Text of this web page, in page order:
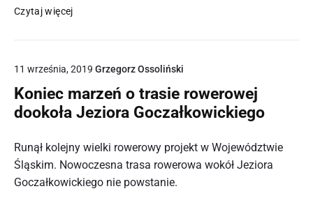
Czytaj więcejUwagi
Prawo
drogowym
11 września, 2019 Grzegorz Ossoliński
Koniec marzeń o trasie rowerowej
dookoła Jeziora Goczałkowickiego
thumbnail
Runął kolejny wielki rowerowy projekt w Województwie
Śląskim. Nowoczesna trasa rowerowa wokół Jeziora
Goczałkowickiego nie powstanie.